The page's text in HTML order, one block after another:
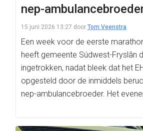
nep-
15 juni 2026 13:27 door Tom Veenstra
Een week voor de eerste
heeft gemeente Súdwest-Fryslân
ingetrokken, nadat bleek dat het
opgesteld door de inmiddels
nep-ambulancebroeder. Het